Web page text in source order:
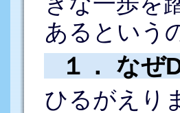
あるという
１． なぜ
ひるがえり